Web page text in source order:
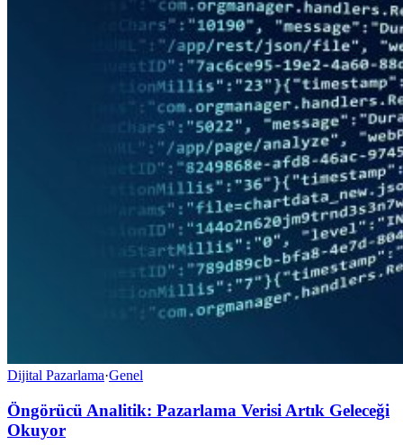
Dijital Pazarlama·Genel
Öngörücü Analitik: Pazarlama Verisi Artık Geleceği
Okuyor